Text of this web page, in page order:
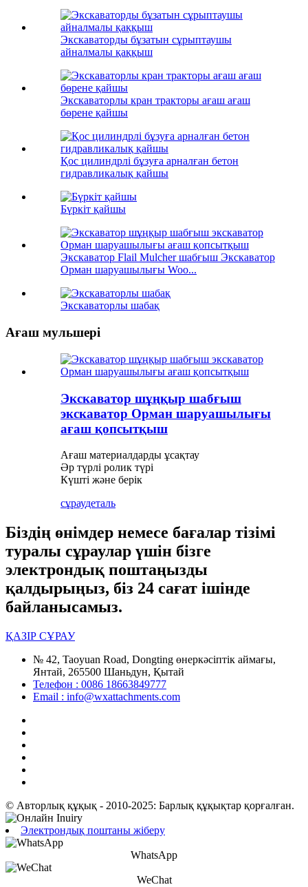
Экскаваторды бұзатын сұрыптаушы
айналмалы қаққыш
Экскаваторлы кран тракторы ағаш ағаш
бөрене қайшы
Қос цилиндрлі бұзуға арналған бетон
гидравликалық қайшы
Бүркіт қайшы
Экскаватор Flail Mulcher шабғыш Экскаватор
Орман шаруашылығы Woo...
Экскаваторлы шабақ
Ағаш мульшері
Экскаватор шұңқыр шабғыш
экскаватор Орман шаруашылығы
ағаш қопсытқыш
Ағаш материалдарды ұсақтау
Әр түрлі ролик түрі
Күшті және берік
сұраудеталь
Біздің өнімдер немесе бағалар тізімі
туралы сұраулар үшін бізге
электрондық поштаңызды
қалдырыңыз, біз 24 сағат ішінде
байланысамыз.
ҚАЗІР СҰРАУ
№ 42, Taoyuan Road, Dongting өнеркәсіптік аймағы,
Янтай, 265500 Шаньдун, Қытай
Телефон : 0086 18663849777
Email : info@wxattachments.com
© Авторлық құқық - 2010-2025: Барлық құқықтар қорғалған.
Электрондық поштаны жіберу
WhatsApp
WeChat